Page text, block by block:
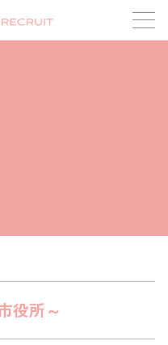
役所～